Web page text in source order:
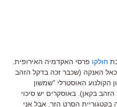
חולקו פרסי האקדמיה האירופית.
האנקה (שכבר זכה בדקל הזהב
הקולנוע האוסטרלי "שמשון
בקאן). באוסקרים יש סיכוי
הסרט הזר. אבל אני